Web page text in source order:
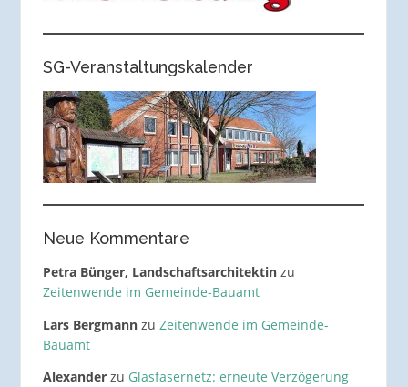
SG-Veranstaltungskalender
Neue Kommentare
Petra Bünger, Landschaftsarchitektinzu
Zeitenwende im Gemeinde-Bauamt
Lars Bergmannzu Zeitenwende im Gemeinde-
Bauamt
Alexanderzu Glasfasernetz: erneute Verzögerung